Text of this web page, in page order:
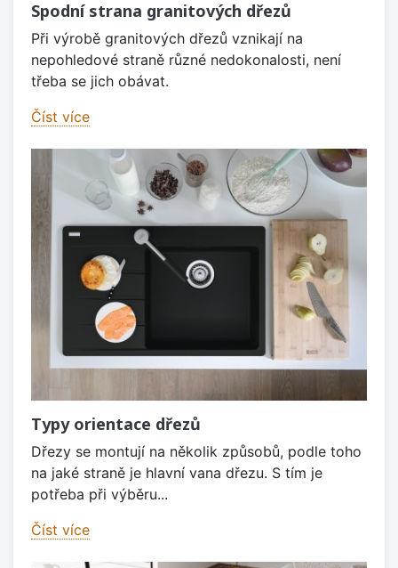
Spodní strana granitových dřezů
Při výrobě granitových dřezů vznikají na
nepohledové straně různé nedokonalosti, není
třeba se jich obávat.
Číst více
Typy orientace dřezů
Dřezy se montují na několik způsobů, podle toho
na jaké straně je hlavní vana dřezu. S tím je
potřeba při výběru...
Číst více